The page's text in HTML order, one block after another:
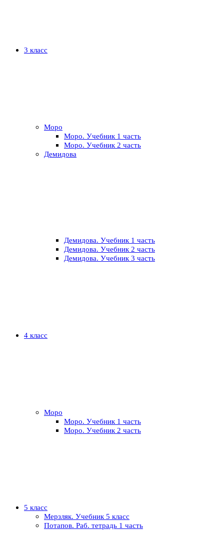
3 класс
Моро
Моро. Учебник 1 часть
Моро. Учебник 2 часть
Демидова
Демидова. Учебник 1 часть
Демидова. Учебник 2 часть
Демидова. Учебник 3 часть
4 класс
Моро
Моро. Учебник 1 часть
Моро. Учебник 2 часть
5 класс
Мерзляк. Учебник 5 класс
Потапов. Раб. тетрадь 1 часть